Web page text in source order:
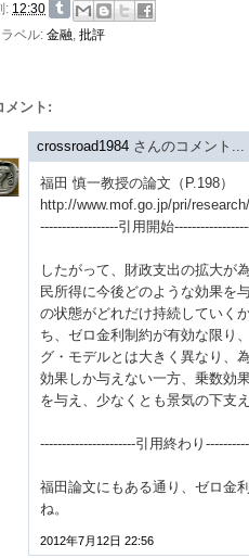
: 12:30
ラベル: 金融, 批評
メント:
crossroad1984 さんのコメント...
福田 慎一教授の論文（P.198）
http://www.mof.go.jp/pri/
------------------引用開始
したがって、財政支出の拡大が
民所得に今後どのような効果を
の状態がどれだけ持続していく
ち、ゼロ金利制約が有効な限り
グ・モデルとは大きく異なり、
効果しか与えない一方、乗数効
を与え、少なくとも景気の下支
----------------------引用終わり
福田論文にもある通り、ゼロ金
ね。
2012年7月12日 22:56